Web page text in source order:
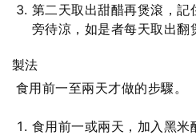
第二天取出甜醋再煲滾，記
旁待涼，如是者每天取出翻
製法
食用前一至兩天才做的步驟。
食用前一或兩天，加入黑米